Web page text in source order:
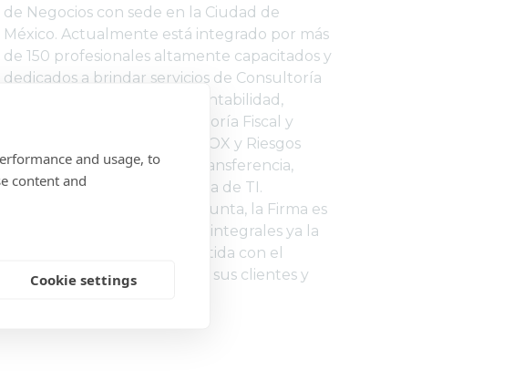
and usage, to
content and
Cookie settings
de Negocios con sede en la Ciudad de
México.Actualmente está integrado por más
de 150 profesionales altamente capacitados y
dedicados a brindar servicios de Consultoría
en las áreas de Auditoría, Contabilidad,
Desarrollo de Negocios, Asesoría Fiscal y
Legal, Recursos Humanos, SOX y Riesgos
Empresariales, Precios de Transferencia,
Comercio Exterior y Auditoría de TI.
Empleando tecnología de punta, la Firma es
capaz de ofrecer soluciones integrales ya la
medida, siempre comprometida con el
crecimiento permanente de sus clientes y